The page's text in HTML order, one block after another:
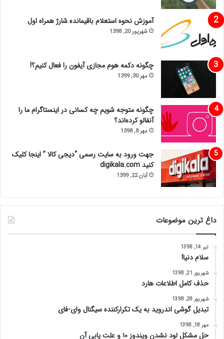
آموزش نحوه استعلام باقیمانده شارژ همراه اول
شهریور 20, 1398
چگونه دکمه هوم مجازی آیفون را فعال کنیم؟!
مهر 30, 1399
چگونه متوجه شویم چه کسانی در اینستاگرام ما را
آنفالو کرده‌اند؟
مهر 8, 1398
جهت ورود به سایت رسمی “دیجی کالا ” اینجا کلیک
کنید digikala.com
آبان 22, 1399
داغ ترین موضوعات
تیر 14, 1398
سلام دنیا!
شهریور 21, 1398
حذف کامل اطلاعات هارد
شهریور 28, 1398
تبدیل گوشی اندروید به یک تکرارکننده سیگنال وای-فای
مهر 18, 1398
حل مشکل لود نشدن ویندوز ۱۰ و علت یابی آن